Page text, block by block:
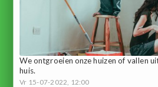
We ontgroeien onze huizen of vallen
huis.
Vr 15-07-2022, 12:00